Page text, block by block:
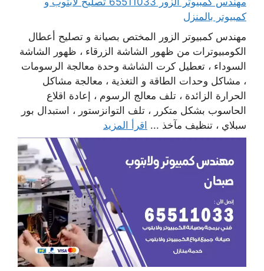
كمبيوتر بالمنزل
مهندس كمبيوتر الزور المختص بصيانة و تصليح أعطال
الكومبيوترات من ظهور الشاشة الزرقاء ، ظهور الشاشة
السوداء ، تعطيل كرت الشاشة وحدة معالجة الرسومات
، مشاكل وحدات الطاقة و التغذية ، معالجة مشاكل
الحرارة الزائدة ، تلف معالج الرسوم ، إعادة اقلاع
الحاسوب بشكل متكرر ، تلف التوانزستور ، استبدال بور
سبلاي ، تنظيف مآخذ ... اقرأ المزيد